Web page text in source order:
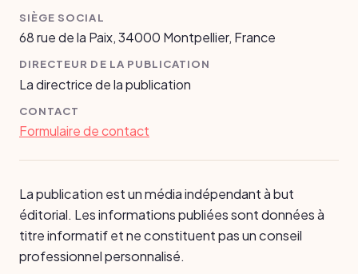
SIÈGE SOCIAL
68 rue de la Paix, 34000 Montpellier, France
DIRECTEUR DE LA PUBLICATION
La directrice de la publication
CONTACT
Formulaire de contact
La publication est un média indépendant à but
éditorial. Les informations publiées sont données à
titre informatif et ne constituent pas un conseil
professionnel personnalisé.